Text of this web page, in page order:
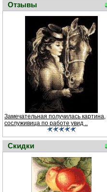
Отзывы
Замечательная получилась картина,
сослуживица по работе увид ..
Скидки